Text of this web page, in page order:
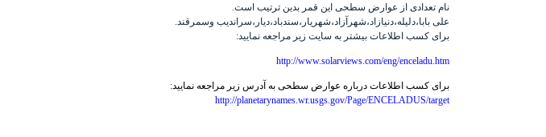
نام تعدادی از عوارض سطحی این قمر بدین ترتیب است.
علی بابا،دلیله،دنیازاد،شهرآزاد،شهریار،سندباد،دیار،سراندیب وسمرقند.
برای کسب اطلاعات بیشتر به سایت زیر مراجعه نمایید:
http://www.solarviews.com/eng/enceladu.htm
برای کسب اطلاعات درباره عوارض سطحی به آدرس زیر مراجعه نمایید:
http://planetarynames.wr.usgs.gov/Page/ENCELADUS/target